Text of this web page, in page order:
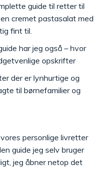
guide til retter til
cremet pastasalat med
fint til.
har jeg også – hvor
opskrifter
der er lynhurtige og
til børnefamilier og
personlige livretter
guide jeg selv bruger
jeg åbner netop det